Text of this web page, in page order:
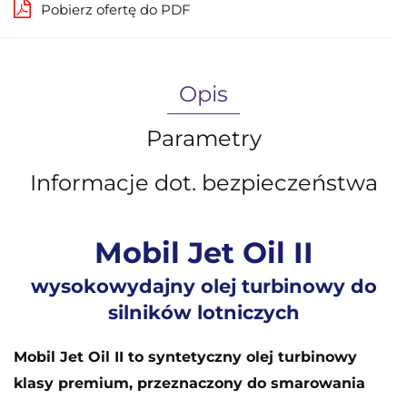
Pobierz ofertę do PDF
Opis
Parametry
Informacje dot. bezpieczeństwa
Mobil Jet Oil II
wysokowydajny olej turbinowy do
silników lotniczych
Mobil Jet Oil II to syntetyczny olej turbinowy
klasy premium, przeznaczony do smarowania